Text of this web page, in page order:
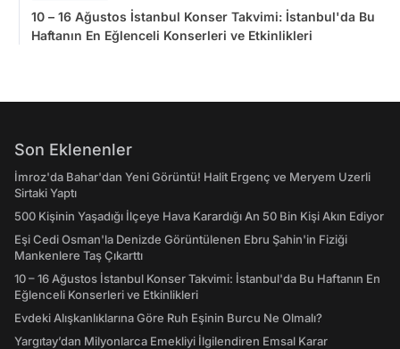
10 – 16 Ağustos İstanbul Konser Takvimi: İstanbul'da Bu
Haftanın En Eğlenceli Konserleri ve Etkinlikleri
Son Eklenenler
İmroz'da Bahar'dan Yeni Görüntü! Halit Ergenç ve Meryem Uzerli
Sirtaki Yaptı
500 Kişinin Yaşadığı İlçeye Hava Karardığı An 50 Bin Kişi Akın Ediyor
Eşi Cedi Osman'la Denizde Görüntülenen Ebru Şahin'in Fiziği
Mankenlere Taş Çıkarttı
10 – 16 Ağustos İstanbul Konser Takvimi: İstanbul'da Bu Haftanın En
Eğlenceli Konserleri ve Etkinlikleri
Evdeki Alışkanlıklarına Göre Ruh Eşinin Burcu Ne Olmalı?
Yargıtay’dan Milyonlarca Emekliyi İlgilendiren Emsal Karar